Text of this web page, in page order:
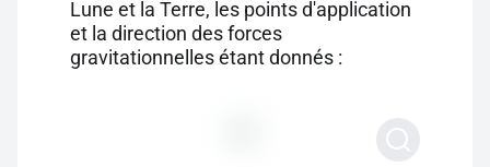
Lune et la Terre, les points d'application
et la direction des forces
gravitationnelles étant donnés :